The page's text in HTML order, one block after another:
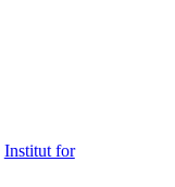
Institut for